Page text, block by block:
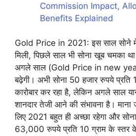
Commission Impact,
Benefits Explained
Gold Price in 2021: इस साल सोने
मिली, पिछले साल भी सोना खूब चमका
अगले साल (Gold Price in new
बढ़ेगी। अभी सोना 50 हजार रुपये
कारोबार कर रहा है, लेकिन अगले साल
शानदार तेजी आने की संभावना है। माना
लिए 2021 बहुत ही अच्छा रहेगा और
63,000 रुपये प्रति 10 ग्राम के स्तर